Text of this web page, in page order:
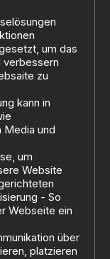
um das
verbessern
zu
kann in
Media und
um
Website
- So
Webseite ein
über
platzieren